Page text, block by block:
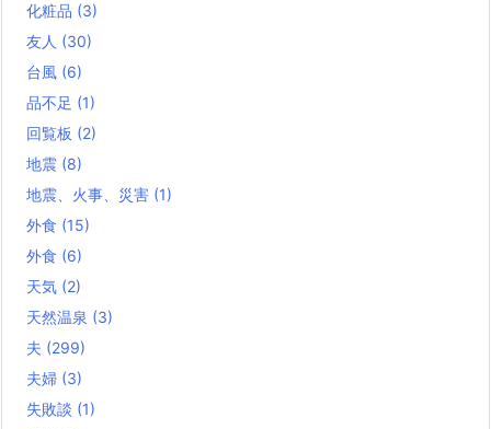
化粧品 (3)
友人 (30)
台風 (6)
品不足 (1)
回覧板 (2)
地震 (8)
地震、火事、災害 (1)
外食 (15)
外食 (6)
天気 (2)
天然温泉 (3)
夫 (299)
夫婦 (3)
失敗談 (1)